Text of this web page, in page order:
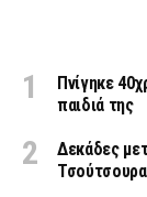
Πνίγηκε
παιδιά της
Δεκάδες
Τσούτσουρα